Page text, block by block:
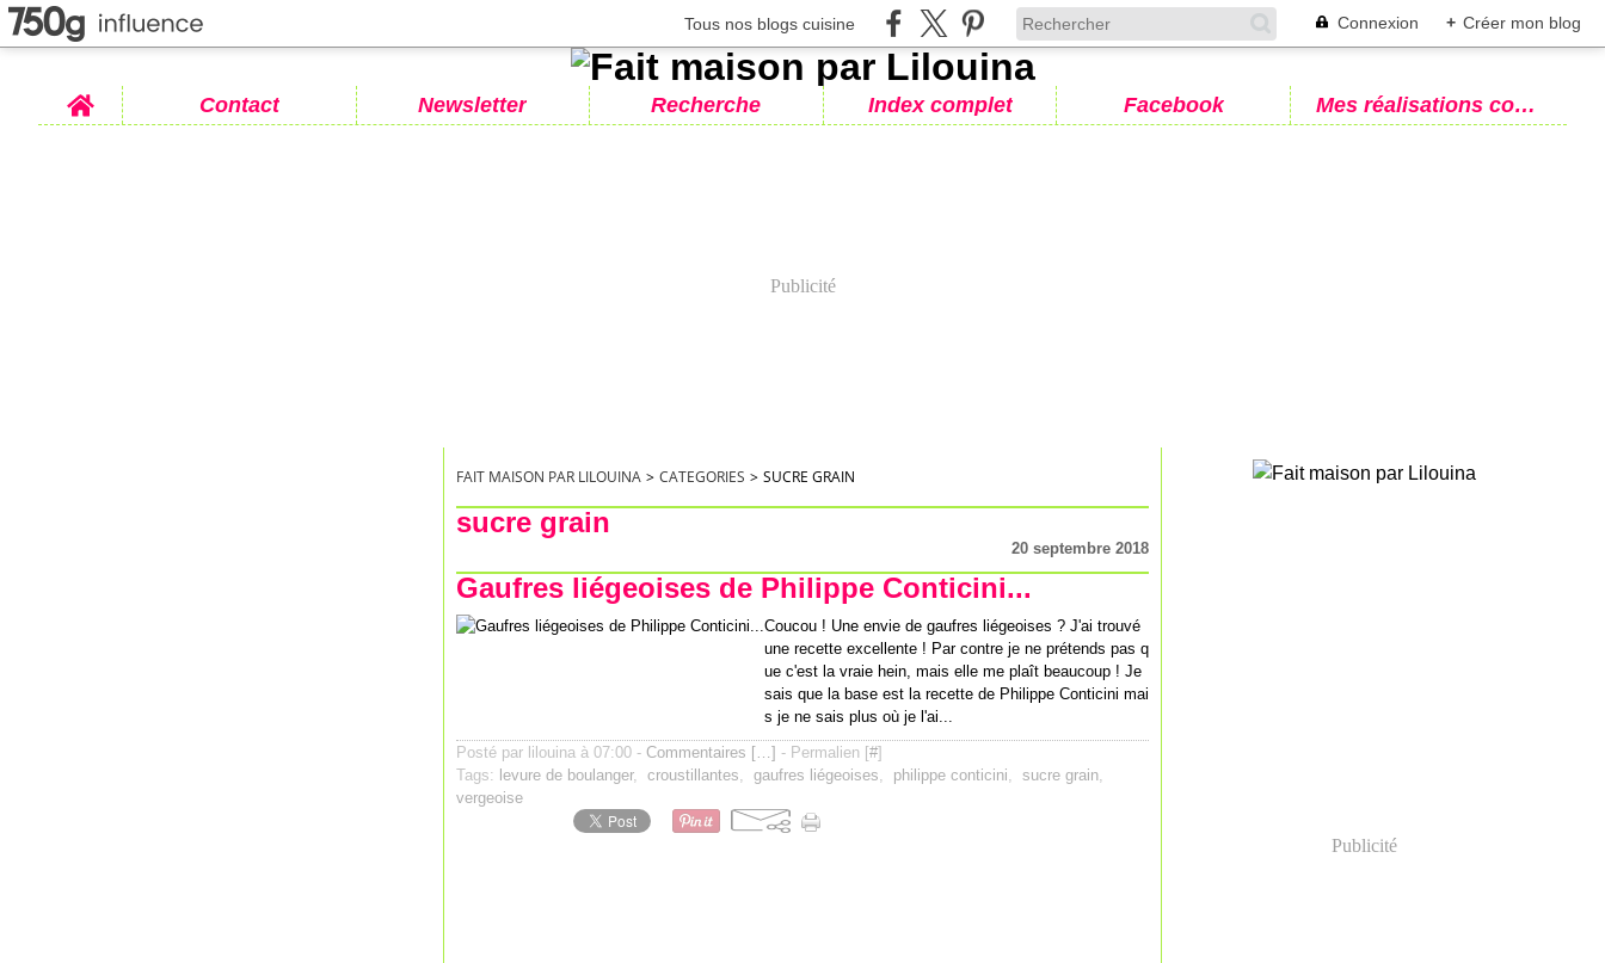
Tous nos blogs cuisine Connexion + Créer mon blog
Home Contact Newsletter Recherche Index complet Facebook Mes réalisations couture
Publicité
FAIT MAISON PAR LILOUINA > CATEGORIES > SUCRE GRAIN
sucre grain
20 septembre 2018
Gaufres liégeoises de Philippe Conticini...
Coucou ! Une envie de gaufres liégeoises ? J'ai trouvé
une recette excellente ! Par contre je ne prétends pas q
ue c'est la vraie hein, mais elle me plaît beaucoup ! Je
sais que la base est la recette de Philippe Conticini mai
s je ne sais plus où je l'ai...
Posté par lilouina à 07:00 - Commentaires […] - Permalien [#]
Tags: levure de boulanger, croustillantes, gaufres liégeoises, philippe conticini, sucre grain,
vergeoise
Publicité